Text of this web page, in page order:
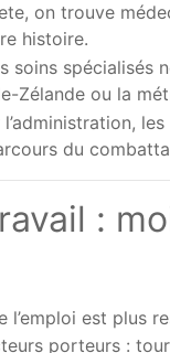
on trouve
histoire.
soins spécialisés
Zélande ou la
du
:
l’emploi est plus
porteurs :